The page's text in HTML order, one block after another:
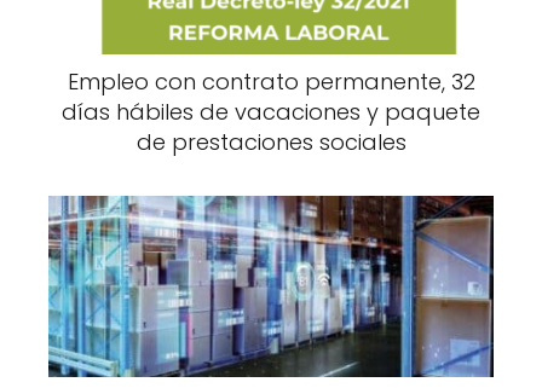
Empleo con contrato permanente, 32
días hábiles de vacaciones y paquete
de prestaciones sociales